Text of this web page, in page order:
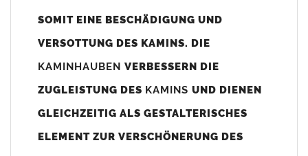
(siehe Bild/Zeichnung unten) angefertigt. Sollten die Bohrungen
nicht passen dann bitte "ohne"Bohrungen (Auswahlfeld)
bis 500mm Kaminbreite: Abstand vom Kaminrand ca.
80mm
SOMIT EINE BESCHÄDIGUNG UND
VERSOTTUNG DES KAMINS. DIE
KAMINHAUBEN VERBESSERN DIE
ZUGLEISTUNG DES KAMINS UND DIENEN
GLEICHZEITIG ALS GESTALTERISCHES
ELEMENT ZUR VERSCHÖNERUNG DES